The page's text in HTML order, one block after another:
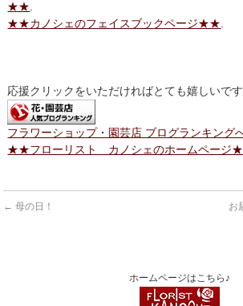
★★
★★カノシェのフェイスブックページ★★
応援クリックをいただければとても嬉しいです
フラワーショップ・園芸店 ブログランキング
★★フローリスト カノシェのホームページ★
← 母の日！ お
ホームページはこちら♪